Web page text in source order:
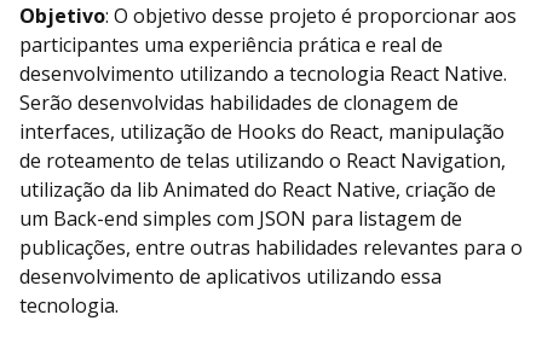
Objetivo: O objetivo desse projeto é proporcionar aos
participantes uma experiência prática e real de
desenvolvimento utilizando a tecnologia React Native.
Serão desenvolvidas habilidades de clonagem de
interfaces, utilização de Hooks do React, manipulação
de roteamento de telas utilizando o React Navigation,
utilização da lib Animated do React Native, criação de
um Back-end simples com JSON para listagem de
publicações, entre outras habilidades relevantes para o
desenvolvimento de aplicativos utilizando essa
tecnologia.